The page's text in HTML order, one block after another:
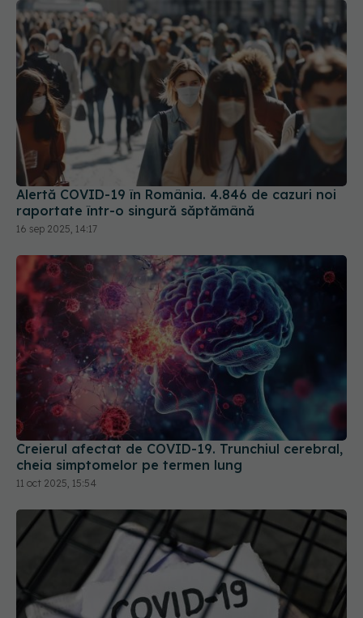
Alertă COVID-19 în România. 4.846 de cazuri noi
raportate într-o singură săptămână
16 sep 2025, 14:17
Creierul afectat de COVID-19. Trunchiul cerebral,
cheia simptomelor pe termen lung
11 oct 2025, 15:54